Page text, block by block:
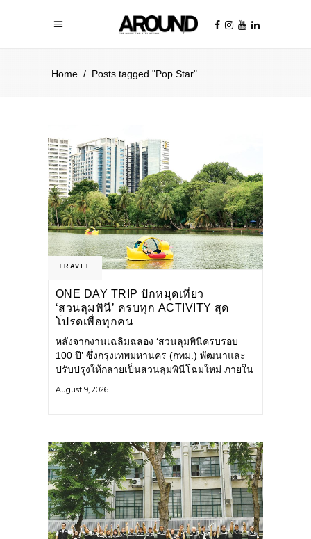
Home / Posts tagged "Pop Star"
TRAVEL
ONE DAY TRIP ปักหมุดเที่ยว
‘สวนลุมพินี’ ครบทุก ACTIVITY สุด
โปรดเพื่อทุกคน
หลังจากงานเฉลิมฉลอง ‘สวนลุมพินีครบรอบ
100 ปี’ ซึ่งกรุงเทพมหานคร (กทม.) พัฒนาและ
ปรับปรุงให้กลายเป็นสวนลุมพินีโฉมใหม่ ภายใน
การให้บริการ รวมถึงกิจกรรมต่าง ๆ
August 9, 2026